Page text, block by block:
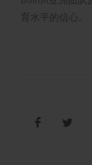
育水平的信心。